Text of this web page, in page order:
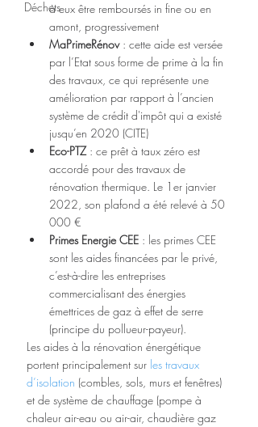
Déchetsà eux être remboursés in fine ou en
amont, progressivement
MaPrimeRénov : cette aide est versée
par l’Etat sous forme de prime à la fin
des travaux, ce qui représente une
amélioration par rapport à l’ancien
système de crédit d'impôt qui a existé
jusqu’en 2020 (CITE)
Eco-PTZ : ce prêt à taux zéro est
accordé pour des travaux de
rénovation thermique. Le 1er janvier
2022, son plafond a été relevé à 50
000 €
Primes Energie CEE : les primes CEE
sont les aides financées par le privé,
c’est-à-dire les entreprises
commercialisant des énergies
émettrices de gaz à effet de serre
(principe du pollueur-payeur).
Les aides à la rénovation énergétique
portent principalement sur les travaux
d’isolation (combles, sols, murs et fenêtres)
et de système de chauffage (pompe à
chaleur air-eau ou air-air, chaudière gaz